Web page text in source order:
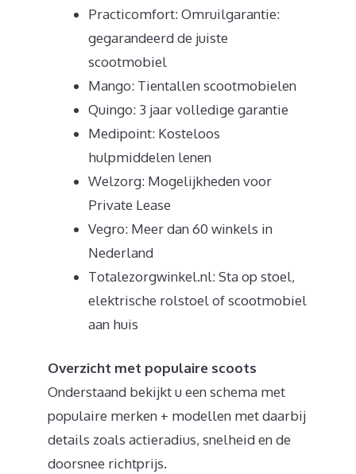
Practicomfort: Omruilgarantie:
gegarandeerd de juiste
scootmobiel
Mango: Tientallen scootmobielen
Quingo: 3 jaar volledige garantie
Medipoint: Kosteloos
hulpmiddelen lenen
Welzorg: Mogelijkheden voor
Private Lease
Vegro: Meer dan 60 winkels in
Nederland
Totalezorgwinkel.nl: Sta op stoel,
elektrische rolstoel of scootmobiel
aan huis
Overzicht met populaire scoots
Onderstaand bekijkt u een schema met
populaire merken + modellen met daarbij
details zoals actieradius, snelheid en de
doorsnee richtprijs.